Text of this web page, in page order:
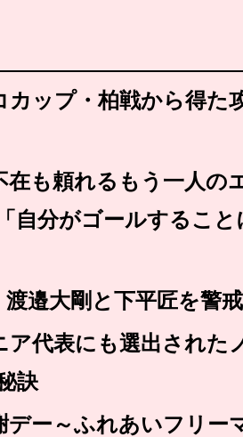
カップ・柏戦から得た
在も頼れるもう一人の
自分がゴールするこ
邉大剛と下平匠を警
ア代表にも選出された
訣
デー～ふれあいフリー